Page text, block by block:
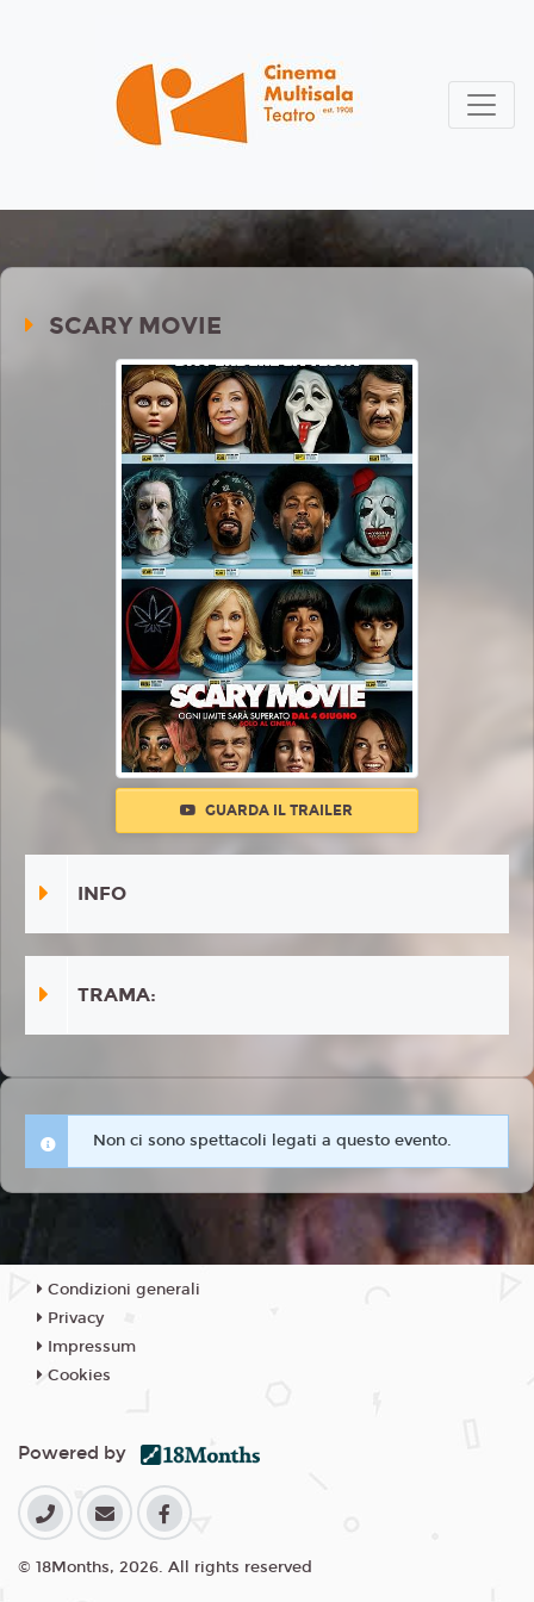
SCARY MOVIE
GUARDA IL TRAILER
INFO
TRAMA:
Non ci sono spettacoli legati a questo evento.
Condizioni generali
Privacy
Impressum
Cookies
Powered by
© 18Months, 2026. All rights reserved